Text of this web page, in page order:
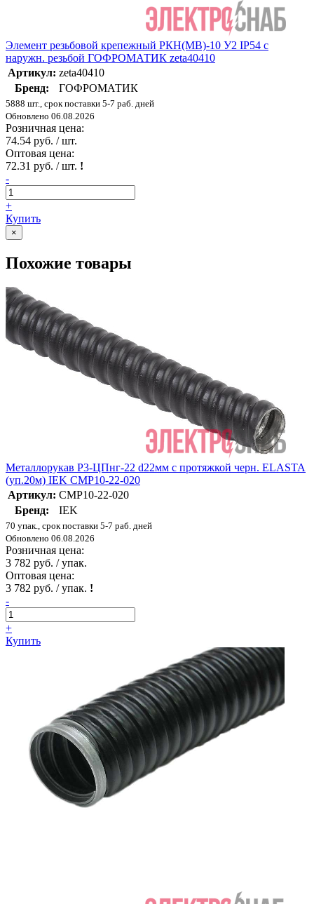
Элемент резьбовой крепежный РКН(МВ)-10 У2 IP54 с
наружн. резьбой ГОФРОМАТИК zeta40410
Артикул: zeta40410
Бренд:
ГОФРОМАТИК
5888 шт., срок поставки 5-7 раб. дней
Обновлено 06.08.2026
Розничная цена:
74.54 руб. / шт.
Оптовая цена:
72.31 руб. / шт. !
-
+
Купить
×
Похожие товары
Металлорукав Р3-ЦПнг-22 d22мм с протяжкой черн. ELASTA
(уп.20м) IEK CMP10-22-020
Артикул: CMP10-22-020
Бренд:
IEK
70 упак., срок поставки 5-7 раб. дней
Обновлено 06.08.2026
Розничная цена:
3 782 руб. / упак.
Оптовая цена:
3 782 руб. / упак. !
-
+
Купить